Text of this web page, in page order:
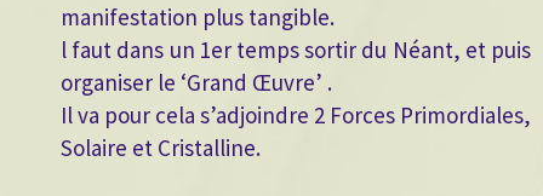
manifestation plus tangible.
l faut dans un 1er temps sortir du Néant, et puis
organiser le ‘Grand Œuvre’ .
Il va pour cela s’adjoindre 2 Forces Primordiales,
Solaire et Cristalline.